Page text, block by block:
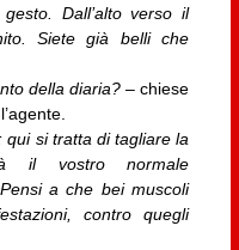
Dall’alto verso il
Siete già belli che
della diaria? – chiese
qui si tratta di tagliare la
il vostro normale
a che bei muscoli
contro quegli